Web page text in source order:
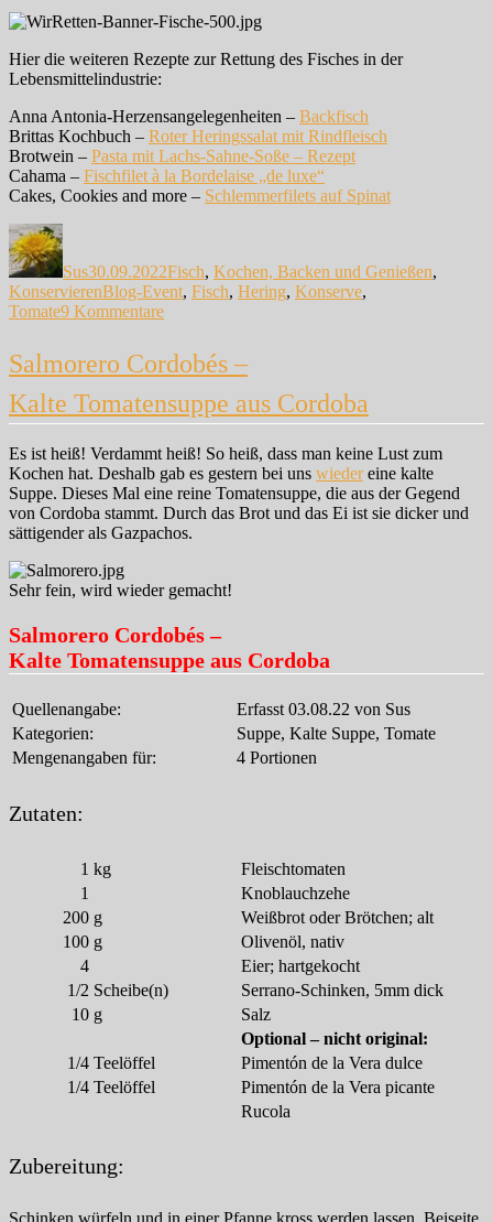
Hier die weiteren Rezepte zur Rettung des Fisches in der
Lebensmittelindustrie:
Anna Antonia-Herzensangelegenheiten – Backfisch
Brittas Kochbuch – Roter Heringssalat mit Rindfleisch
Brotwein – Pasta mit Lachs-Sahne-Soße – Rezept
Cahama – Fischfilet à la Bordelaise „de luxe“
Cakes, Cookies and more – Schlemmerfilets auf Spinat
Autor
Sus30.09.2022Fisch, Kochen, Backen und Genießen,
KonservierenSchlagwörter
Blog-Event, Fisch, Hering, Konserve,
Tomate9 Kommentarezu
in
Tomatensauce
Salmorero Cordobés –
Kalte Tomatensuppe aus Cordoba
Es ist heiß! Verdammt heiß! So heiß, dass man keine Lust zum
Kochen hat. Deshalb gab es gestern bei uns wiedereine kalte
Suppe. Dieses Mal eine reine Tomatensuppe, die aus der Gegend
von Cordoba stammt. Durch das Brot und das Ei ist sie dicker und
sättigender als Gazpachos.
Sehr fein, wird wieder gemacht!
Salmorero Cordobés –
Kalte Tomatensuppe aus Cordoba
Quellenangabe:
Erfasst 03.08.22 von Sus
Kategorien:
Suppe, Kalte Suppe, Tomate
Mengenangaben für:
4 Portionen
Zutaten:
1 kg
Fleischtomaten
1
Knoblauchzehe
200 g
Weißbrot oder Brötchen; alt
100 g
Olivenöl, nativ
4
Eier; hartgekocht
1/2 Scheibe(n)
Serrano-Schinken, 5mm dick
10 g
Salz
Optional – nicht original:
1/4 Teelöffel
Pimentón de la Vera dulce
1/4 Teelöffel
Pimentón de la Vera picante
Rucola
Zubereitung:
Schinken würfeln und in einer Pfanne kross werden lassen. Beiseite